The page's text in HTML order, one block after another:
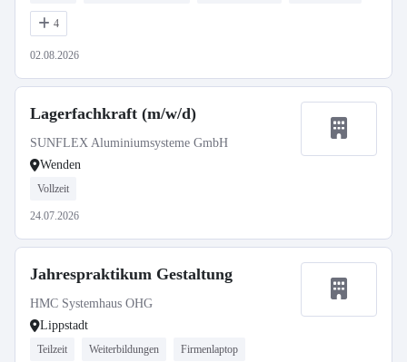
4
02.08.2026
Lagerfachkraft (m/w/d)
SUNFLEX Aluminiumsysteme GmbH
Wenden
Vollzeit
24.07.2026
Jahrespraktikum Gestaltung
HMC Systemhaus OHG
Lippstadt
Teilzeit Weiterbildungen Firmenlaptop